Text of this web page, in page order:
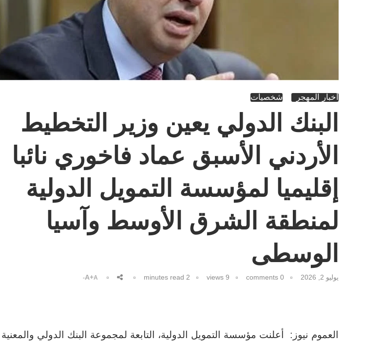
أخبار المهجر شخصيات
البنك الدولي يعين وزير التخطيط
الأردني الأسبق عماد فاخوري نائبا
إقليميا لمؤسسة التمويل الدولية
لمنطقة الشرق الأوسط وآسيا
الوسطى
يوليو 2, 2026 0 comments
9
2 minutes read
A+A-
العموم نيوز: أعلنت مؤسسة التمويل الدولية، التابعة لمجموعة البنك الدولي والمعنية